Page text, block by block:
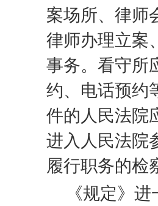
案场所、律师
律师办理立案
事务。看守所
约、电话预约
件的人民法院
进入人民法院
履行职务的检
《规定》